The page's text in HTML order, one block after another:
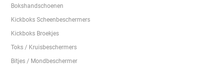
Bokshandschoenen
Kickboks Scheenbeschermers
Kickboks Broekjes
Toks / Kruisbeschermers
Bitjes / Mondbeschermer